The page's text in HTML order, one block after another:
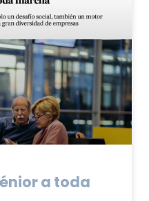
a toda